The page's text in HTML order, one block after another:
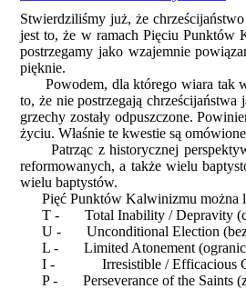
Stwierdziliśmy już, że
jest to, że w ramach Pięciu Punktów
postrzegamy jako wzajemnie
pięknie.
Powodem, dla którego wiara tak
to, że nie postrzegają
grzechy zostały odpuszczone.
życiu. Właśnie te kwestie są
Patrząc z historycznej
reformowanych, a także wielu
wielu baptystów.
Pięć Punktów Kalwinizmu można
T - Total Inability / Depravity
U - Unconditional Election
L - Limited Atonement
I - Irresistible / Efficacious
P - Perseverance of the Saints